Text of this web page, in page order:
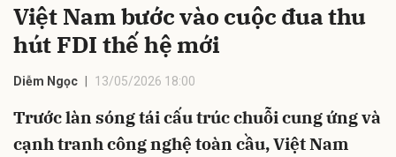
Việt Nam bước vào cuộc đua thu
hút FDI thế hệ mới
Diễm Ngọc 13/05/2026 18:00
Trước làn sóng tái cấu trúc chuỗi cung ứng và
cạnh tranh công nghệ toàn cầu, Việt Nam
Hủy